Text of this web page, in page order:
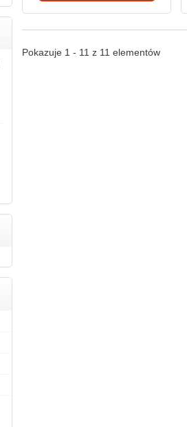
Pokazuje 1 - 11 z 11 elementów